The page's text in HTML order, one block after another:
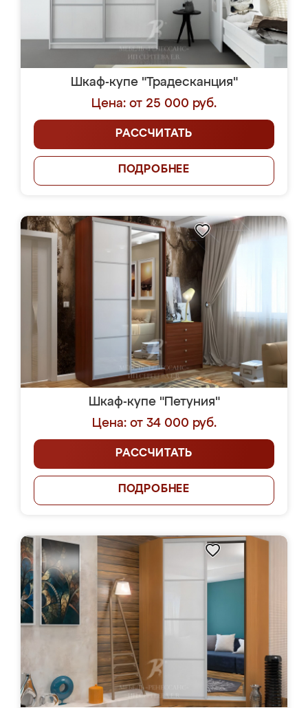
Шкаф-купе "Традесканция"
Цена: от 25 000 руб.
РАССЧИТАТЬ
ПОДРОБНЕЕ
Шкаф-купе "Петуния"
Цена: от 34 000 руб.
РАССЧИТАТЬ
ПОДРОБНЕЕ